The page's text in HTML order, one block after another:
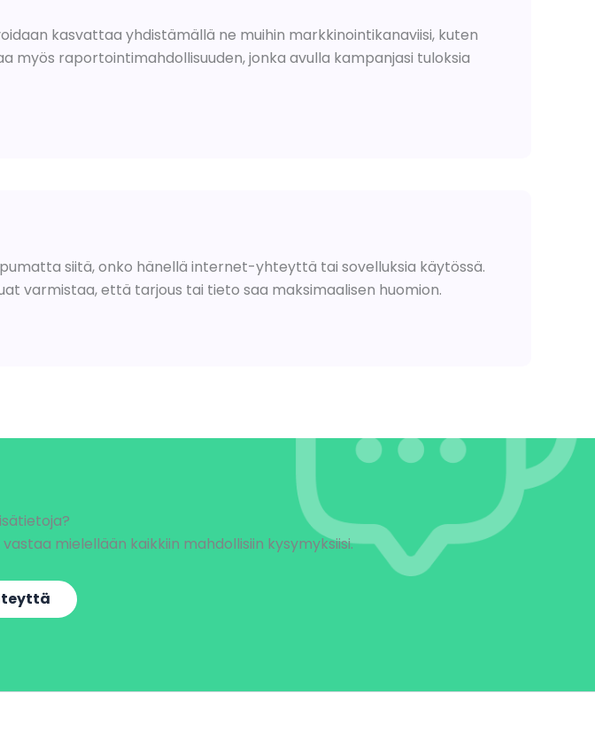
kasvattaa yhdistämällä ne muihin markkinointikanaviisi, kuten
myös raportointimahdollisuuden, jonka avulla kampanjasi tuloksia
siitä, onko hänellä internet-yhteyttä tai sovelluksia käytössä.
varmistaa, että tarjous tai tieto saa maksimaalisen huomion.
mielellään kaikkiin mahdollisiin kysymyksiisi.